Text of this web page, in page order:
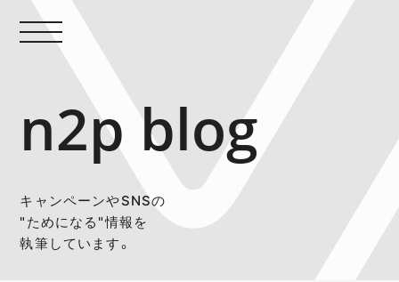
n2p blog
キャンペーンやSNSの
"ためになる"情報を
執筆しています。